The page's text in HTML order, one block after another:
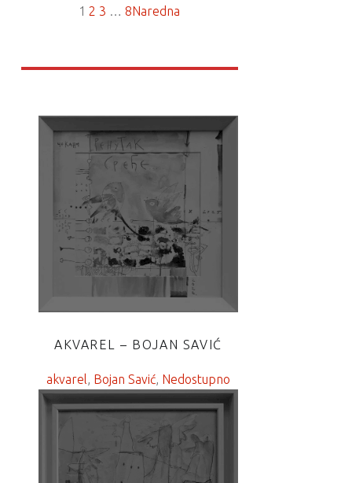
1 2 3 … 8 Naredna
AKVAREL – BOJAN SAVIĆ
akvarel, Bojan Savić, Nedostupno